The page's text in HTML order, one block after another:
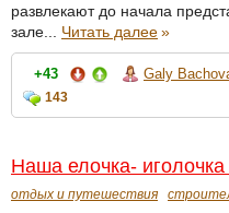
развлекают до начала
зале... Читать далее»
+43 Galy
143
Наша елочка- иголочка
отдых и путешествия